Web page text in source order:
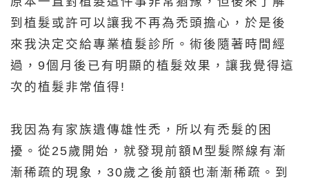
到植髮或許可以讓我不再為禿頭擔心，於是後
來我決定交給專業植髮診所。術後隨著時間經
過，9個月後已有明顯的植髮效果，讓我覺得這
次的植髮非常值得!
我因為有家族遺傳雄性禿，所以有禿髮的困
擾。從25歲開始，就發現前額M型髮際線有漸
漸稀疏的現象，30歲之後前額也漸漸稀疏。到